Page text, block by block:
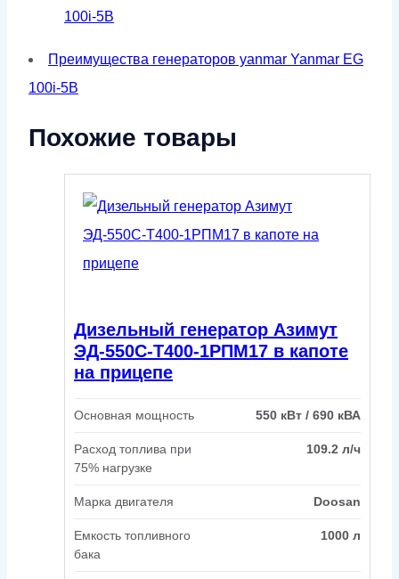
100i-5B
Преимущества генераторов yanmar Yanmar EG
100i-5B
Похожие товары
Дизельный генератор Азимут
ЭД-550С-Т400-1РПМ17 в капоте
на прицепе
Основная мощность 550 кВт / 690 кВА
Расход топлива при
75% нагрузке
109.2 л/ч
Марка двигателя Doosan
Емкость топливного
бака
1000 л